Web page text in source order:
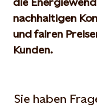
nachhaltigen
und fairen
Kunden.
Sie haben